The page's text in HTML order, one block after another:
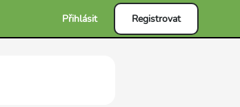
Přihlásit Registrovat